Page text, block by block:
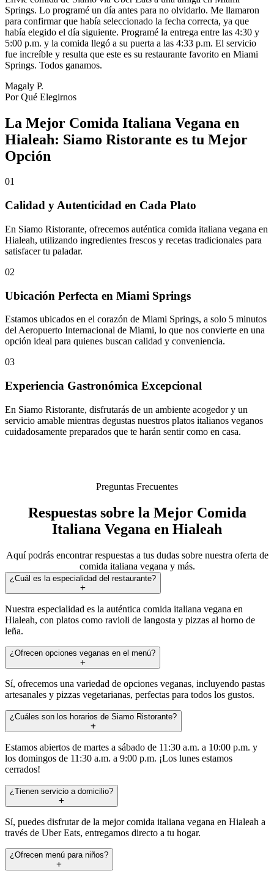
Springs. Lo programé un día antes para no olvidarlo. Me llamaron
para confirmar que había seleccionado la fecha correcta, ya que
había elegido el día siguiente. Programé la entrega entre las 4:30 y
5:00 p.m. y la comida llegó a su puerta a las 4:33 p.m. El servicio
fue increíble y resulta que este es su restaurante favorito en Miami
Springs. Todos ganamos.
Magaly P.
Por Qué Elegirnos
La Mejor Comida Italiana Vegana en
Hialeah: Siamo Ristorante es tu Mejor
Opción
01
Calidad y Autenticidad en Cada Plato
En Siamo Ristorante, ofrecemos auténtica comida italiana vegana en
Hialeah, utilizando ingredientes frescos y recetas tradicionales para
satisfacer tu paladar.
02
Ubicación Perfecta en Miami Springs
Estamos ubicados en el corazón de Miami Springs, a solo 5 minutos
del Aeropuerto Internacional de Miami, lo que nos convierte en una
opción ideal para quienes buscan calidad y conveniencia.
03
Experiencia Gastronómica Excepcional
En Siamo Ristorante, disfrutarás de un ambiente acogedor y un
servicio amable mientras degustas nuestros platos italianos veganos
cuidadosamente preparados que te harán sentir como en casa.
Preguntas Frecuentes
Respuestas sobre la Mejor Comida
Italiana Vegana en Hialeah
Aquí podrás encontrar respuestas a tus dudas sobre nuestra oferta de
comida italiana vegana y más.
¿Cuál es la especialidad del restaurante?
Nuestra especialidad es la auténtica comida italiana vegana en
Hialeah, con platos como ravioli de langosta y pizzas al horno de
leña.
¿Ofrecen opciones veganas en el menú?
Sí, ofrecemos una variedad de opciones veganas, incluyendo pastas
artesanales y pizzas vegetarianas, perfectas para todos los gustos.
¿Cuáles son los horarios de Siamo Ristorante?
Estamos abiertos de martes a sábado de 11:30 a.m. a 10:00 p.m. y
los domingos de 11:30 a.m. a 9:00 p.m. ¡Los lunes estamos
cerrados!
¿Tienen servicio a domicilio?
Sí, puedes disfrutar de la mejor comida italiana vegana en Hialeah a
través de Uber Eats, entregamos directo a tu hogar.
¿Ofrecen menú para niños?